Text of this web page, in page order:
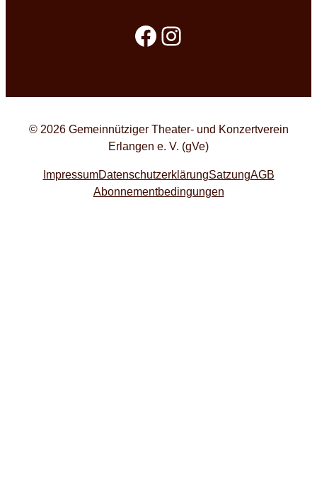
Facebook
Instagram
© 2026 Gemeinnütziger Theater- und Konzertverein
Erlangen e. V. (gVe)
ImpressumDatenschutzerklärungSatzungAGB
Abonnementbedingungen